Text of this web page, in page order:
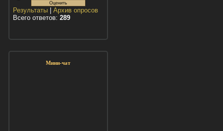
Результаты| Архив опросов
Всего ответов: 289
Мини-чат